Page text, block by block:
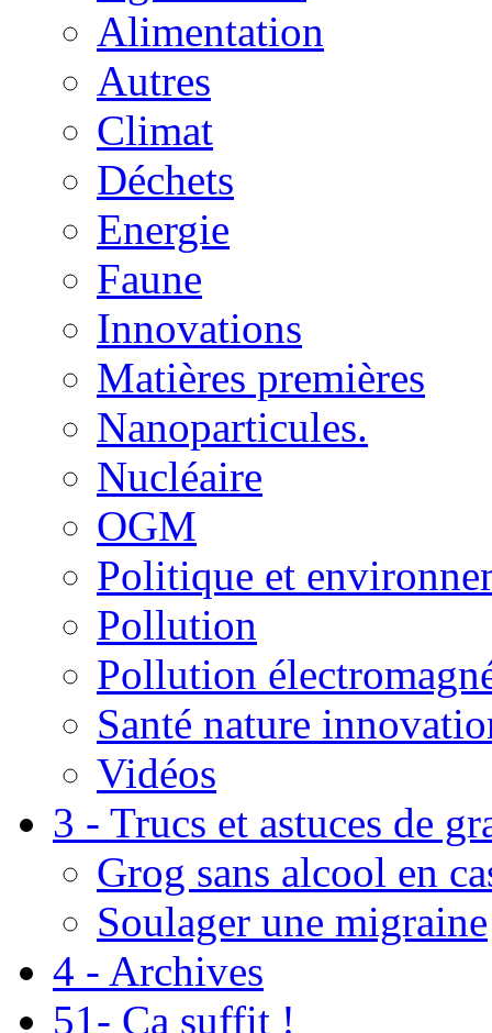
Alimentation
Autres
Climat
Déchets
Energie
Faune
Innovations
Matières premières
Nanoparticules.
Nucléaire
OGM
Politique et
Pollution
Pollution
Santé nature
Vidéos
3 - Trucs et astuces de
Grog sans alcool en
Soulager une migraine
4 - Archives
51- Ça suffit !